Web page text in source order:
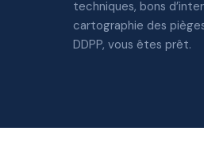
techniques, bons
cartographie des
DDPP, vous êtes prêt.